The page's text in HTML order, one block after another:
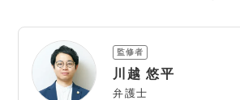
刑事事件
AI Search Premium
監修者
川越 悠平
弁護士